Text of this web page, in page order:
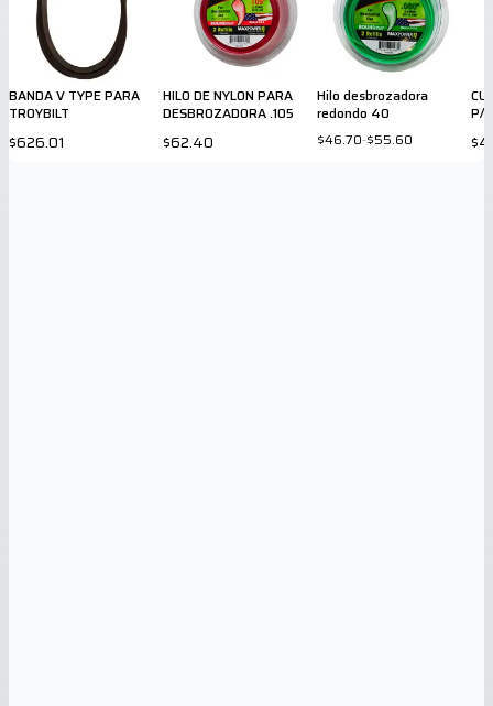
BANDA V TYPE PARA
TROYBILT
$626.01
HILO DE NYLON PARA
DESBROZADORA .105
$62.40
Hilo desbrozadora
redondo 40
$46.70-$55.60
P/